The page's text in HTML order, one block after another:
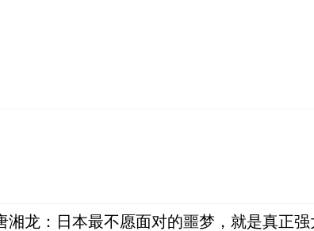
湘龙：日本最不愿面对的噩梦，就是真正强